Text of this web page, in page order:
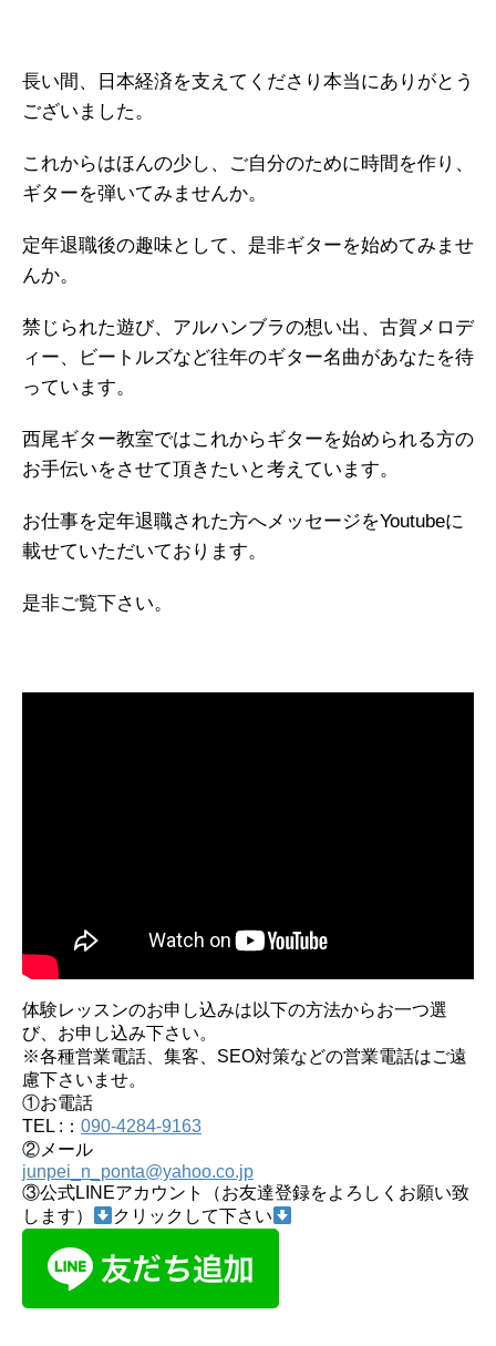
長い間、日本経済を支えてくださり本当にありがとう
ございました。
これからはほんの少し、ご自分のために時間を作り、
ギターを弾いてみませんか。
定年退職後の趣味として、是非ギターを始めてみませ
んか。
禁じられた遊び、アルハンブラの想い出、古賀メロデ
ィー、ビートルズなど往年のギター名曲があなたを待
っています。
西尾ギター教室ではこれからギターを始められる方の
お手伝いをさせて頂きたいと考えています。
お仕事を定年退職された方へメッセージをYoutubeに
載せていただいております。
是非ご覧下さい。
体験レッスンのお申し込みは以下の方法からお一つ選
び、お申し込み下さい。
※各種営業電話、集客、SEO対策などの営業電話はご遠
慮下さいませ。
①お電話
TEL :： 090-4284-9163
②メール
junpei_n_ponta@yahoo.co.jp
③公式LINEアカウント（お友達登録をよろしくお願い致
します）
クリックして下さい